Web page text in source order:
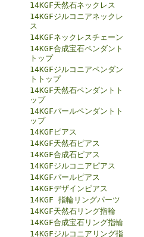
14KGF天然石ネックレス
14KGFジルコニアネックレ
ス
14KGFネックレスチェーン
14KGF合成宝石ペンダント
トップ
14KGFジルコニアペンダン
トトップ
14KGF天然石ペンダントト
ップ
14KGFパールペンダントト
ップ
14KGFピアス
14KGF天然石ピアス
14KGF合成石ピアス
14KGFジルコニアピアス
14KGFパールピアス
14KGFデザインピアス
14KGF 指輪リングパーツ
14KGF天然石リング指輪
14KGF合成宝石リング指輪
14KGFジルコニアリング指